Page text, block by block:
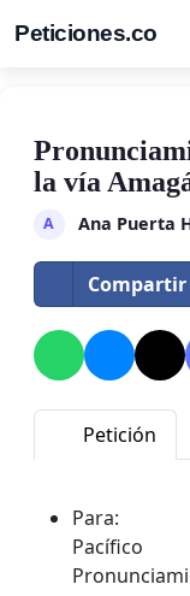
Peticiones.co
la vía
A Ana Puerta
Compartir
Petición
Para:
Pacífico